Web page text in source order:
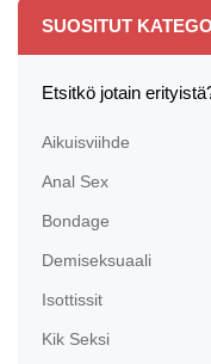
SUOSITUT
Etsitkö jotain
Aikuisviihde
Anal Sex
Bondage
Demiseksuaali
Isottissit
Kik Seksi